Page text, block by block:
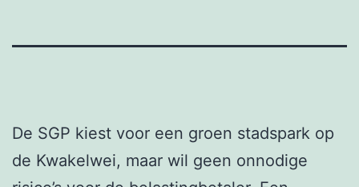
De SGP kiest voor een groen stadspark op
de Kwakelwei, maar wil geen onnodige